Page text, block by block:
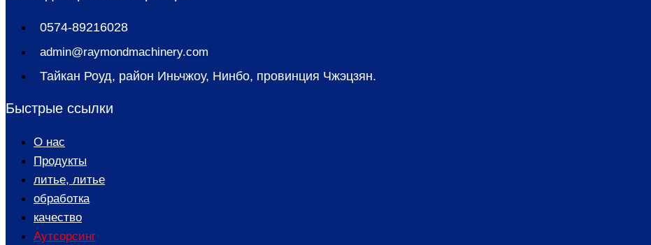
0574-89216028
admin@raymondmachinery.com
Тайкан Роуд, район Иньчжоу, Нинбо, провинция Чжэцзян.
Быстрые ссылки
О нас
Продукты
литье, литье
обработка
качество
Аутсорсинг